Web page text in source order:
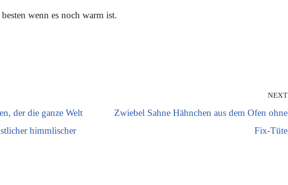
wenn es noch warm ist.
der die ganze Welt
himmlischer
NEXT
Zwiebel Sahne Hähnchen aus dem Ofen ohne
Fix-Tüte